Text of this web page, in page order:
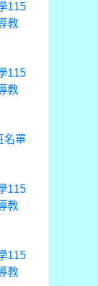
115
教
115
教
名單
115
教
115
教